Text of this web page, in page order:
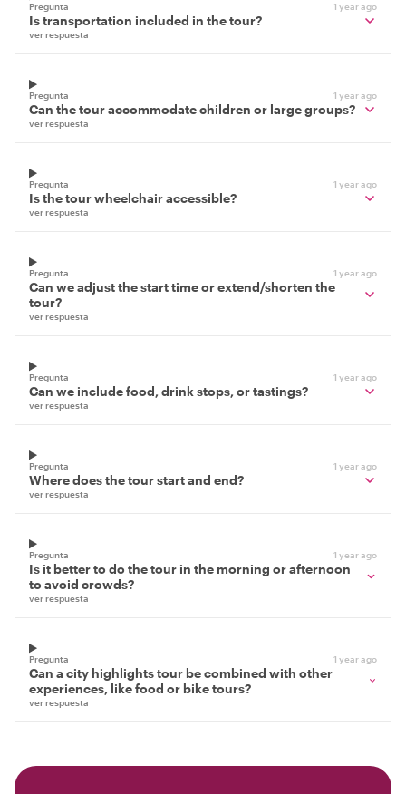
Pregunta 1 year ago
Is transportation included in the tour?
ver respuesta
Pregunta 1 year ago
Can the tour accommodate children or large groups?
ver respuesta
Pregunta 1 year ago
Is the tour wheelchair accessible?
ver respuesta
Pregunta 1 year ago
Can we adjust the start time or extend/shorten the
tour?
ver respuesta
Pregunta 1 year ago
Can we include food, drink stops, or tastings?
ver respuesta
Pregunta 1 year ago
Where does the tour start and end?
ver respuesta
Pregunta 1 year ago
Is it better to do the tour in the morning or afternoon
to avoid crowds?
ver respuesta
Pregunta 1 year ago
Can a city highlights tour be combined with other
experiences, like food or bike tours?
ver respuesta